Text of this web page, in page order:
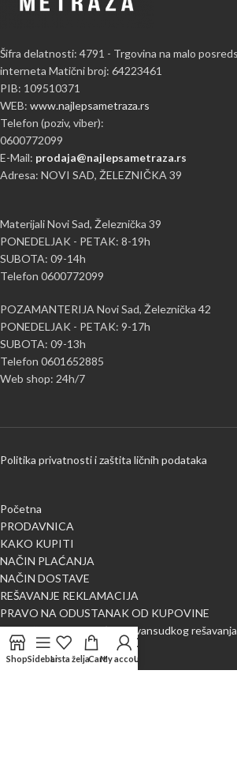
Šifra delatnosti: 4791 - Trgovina na malo
interneta Matični broj: 64223461
PIB: 109510371
WEB: www.najlepsametraza.rs
Telefon (poziv, viber):
0600772099
E-Mail: prodaja@najlepsametraza.rs
Adresa: NOVI SAD, ŽELEZNIČKA 39
Materijali Novi Sad, Železnička 39
PONEDELJAK - PETAK: 8-19h
SUBOTA: 09-14h
Telefon 0600772099
POZAMANTERIJA Novi Sad, Železnička 42
PONEDELJAK - PETAK: 9-17h
SUBOTA: 09-13h
Telefon 0601652885
Web shop: 24h/7
Politika privatnosti i zaštita ličnih podataka
Početna
PRODAVNICA
KAKO KUPITI
NAČIN PLAĆANJA
NAČIN DOSTAVE
REŠAVANJE REKLAMACIJA
PRAVO NA ODUSTANAK OD KUPOVINE
Obaveštenje o mogućnosti vansudkog
BLOG
O NAMA
ShopSidebarLista željaCartMy accountUporedi